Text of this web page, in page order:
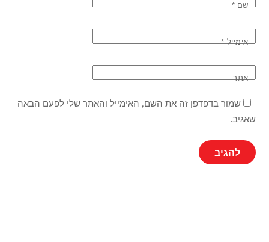
שם*
אימייל*
אתר
שמור בדפדפן זה את השם, האימייל והאתר שלי לפעם הבאה
שאגיב.